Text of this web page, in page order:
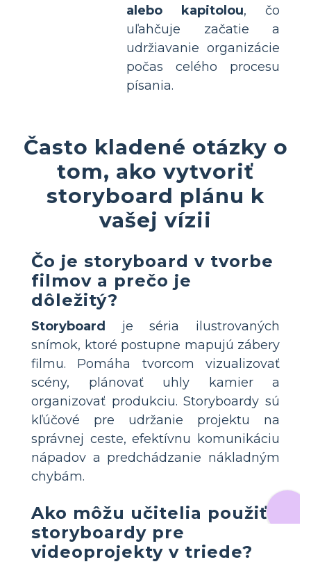
alebo kapitolou, čo
uľahčuje začatie a
udržiavanie organizácie
počas celého procesu
písania.
Často kladené otázky o
tom, ako vytvoriť
storyboard plánu k
vašej vízii
Čo je storyboard v tvorbe
filmov a prečo je
dôležitý?
Storyboard je séria ilustrovaných
snímok, ktoré postupne mapujú zábery
filmu. Pomáha tvorcom vizualizovať
scény, plánovať uhly kamier a
organizovať produkciu. Storyboardy sú
kľúčové pre udržanie projektu na
správnej ceste, efektívnu komunikáciu
nápadov a predchádzanie nákladným
chybám.
Ako môžu učitelia použiť
storyboardy pre
videoprojekty v triede?